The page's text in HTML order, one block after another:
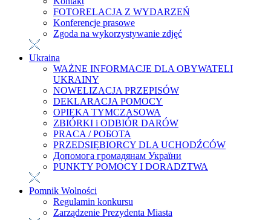
FOTORELACJA Z WYDARZEŃ
Konferencje prasowe
Zgoda na wykorzystywanie zdjęć
Ukraina
WAŻNE INFORMACJE DLA OBYWATELI
UKRAINY
NOWELIZACJA PRZEPISÓW
DEKLARACJA POMOCY
OPIEKA TYMCZASOWA
ZBIÓRKI i ODBIÓR DARÓW
PRACA / РОБОТА
PRZEDSIĘBIORCY DLA UCHODŹCÓW
Допомога громадянам України
PUNKTY POMOCY I DORADZTWA
Pomnik Wolności
Regulamin konkursu
Zarządzenie Prezydenta Miasta